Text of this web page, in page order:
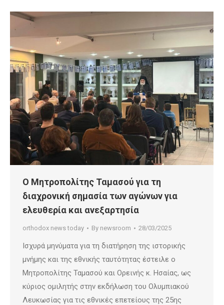
Ο Μητροπολίτης Ταμασού για τη
διαχρονική σημασία των αγώνων για
ελευθερία και ανεξαρτησία
orthodox news today By newsroom 28/03/2025
Ισχυρά μηνύματα για τη διατήρηση της ιστορικής
μνήμης και της εθνικής ταυτότητας έστειλε ο
Μητροπολίτης Ταμασού και Ορεινής κ. Ησαίας, ως
κύριος ομιλητής στην εκδήλωση του Ολυμπιακού
Λευκωσίας για τις εθνικές επετείους της 25ης